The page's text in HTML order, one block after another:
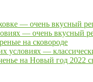
— очень вкусный
— очень вкусный
на сковороде
условиях —
на Новый год 2022